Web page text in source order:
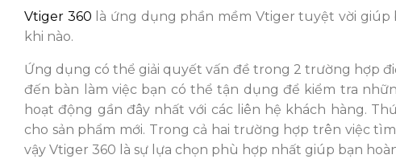
Vtiger 360 là ứng dụng phần mềm Vtiger tuyệt vời
khi nào.
Ứng dụng có thể giải quyết vấn đề trong 2 trường hợp
đến bàn làm việc bạn có thể tận dụng để kiểm tra
hoạt động gần đây nhất với các liên hệ khách hàng.
cho sản phẩm mới. Trong cả hai trường hợp trên việc
vậy Vtiger 360 là sự lựa chọn phù hợp nhất giúp bạn